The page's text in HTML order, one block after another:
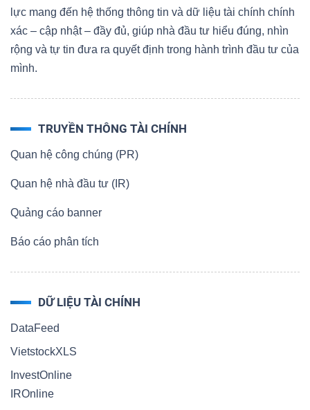
lực mang đến hệ thống thông tin và dữ liệu tài chính chính
xác – cập nhật – đầy đủ, giúp nhà đầu tư hiểu đúng, nhìn
rộng và tự tin đưa ra quyết định trong hành trình đầu tư của
mình.
TRUYỀN THÔNG TÀI CHÍNH
Quan hệ công chúng (PR)
Quan hệ nhà đầu tư (IR)
Quảng cáo banner
Báo cáo phân tích
DỮ LIỆU TÀI CHÍNH
DataFeed
VietstockXLS
InvestOnline
IROnline